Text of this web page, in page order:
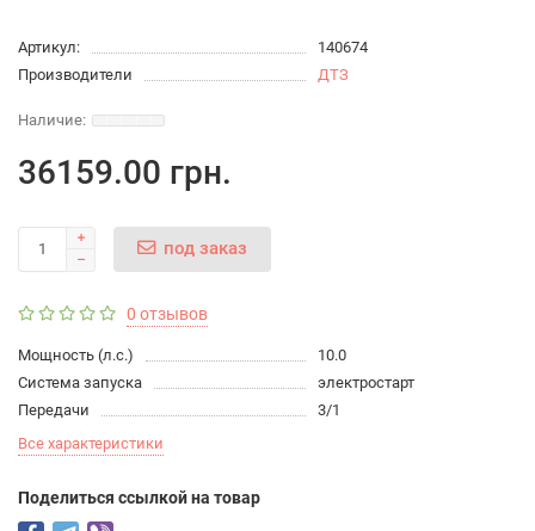
Артикул:
140674
Производители
ДТЗ
36159.00 грн.
под заказ
0 отзывов
Мощность (л.с.)
10.0
Система запуска
электростарт
Передачи
3/1
Все характеристики
Поделиться ссылкой на товар